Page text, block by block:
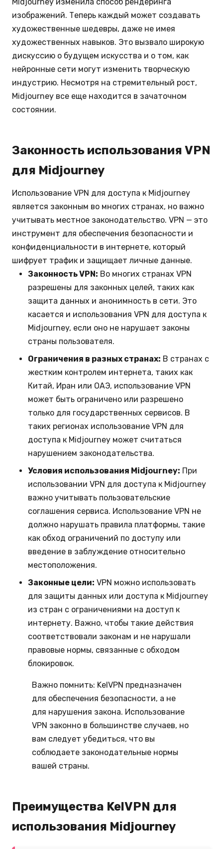
изображений. Теперь каждый может создавать
художественные шедевры, даже не имея
художественных навыков. Это вызвало широкую
дискуссию о будущем искусства и о том, как
нейронные сети могут изменить творческую
индустрию. Несмотря на стремительный рост,
Midjourney все еще находится в зачаточном
состоянии.
Законность использования VPN
для Midjourney
Использование VPN для доступа к Midjourney
является законным во многих странах, но важно
учитывать местное законодательство. VPN — это
инструмент для обеспечения безопасности и
конфиденциальности в интернете, который
шифрует трафик и защищает личные данные.
Законность VPN: Во многих странах VPN
разрешены для законных целей, таких как
защита данных и анонимность в сети. Это
касается и использования VPN для доступа к
Midjourney, если оно не нарушает законы
страны пользователя.
Ограничения в разных странах: В странах с
жестким контролем интернета, таких как
Китай, Иран или ОАЭ, использование VPN
может быть ограничено или разрешено
только для государственных сервисов. В
таких регионах использование VPN для
доступа к Midjourney может считаться
нарушением законодательства.
Условия использования Midjourney: При
использовании VPN для доступа к Midjourney
важно учитывать пользовательские
соглашения сервиса. Использование VPN не
должно нарушать правила платформы, такие
как обход ограничений по доступу или
введение в заблуждение относительно
местоположения.
Законные цели: VPN можно использовать
для защиты данных или доступа к Midjourney
из стран с ограничениями на доступ к
интернету. Важно, чтобы такие действия
соответствовали законам и не нарушали
правовые нормы, связанные с обходом
блокировок.
Важно помнить: KelVPN предназначен
для обеспечения безопасности, а не
для нарушения закона. Использование
VPN законно в большинстве случаев, но
вам следует убедиться, что вы
соблюдаете законодательные нормы
вашей страны.
Преимущества KelVPN для
использования Midjourney